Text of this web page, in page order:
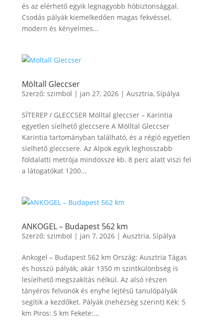
és az elérhető egyik legnagyobb hóbiztonsággal.
Csodás pályák kiemelkedően magas fekvéssel,
modern és kényelmes...
Möltall Gleccser
Szerző: szimbol | jan 27, 2026| Ausztria, Sípálya
SÍTEREP / GLECCSER Mölltal gleccser – Karintia
egyetlen síelhető gleccsere A Mölltal Gleccser
Karintia tartományban található, és a régió egyetlen
síelhető gleccsere. Az Alpok egyik leghosszabb
földalatti metrója mindössze kb. 8 perc alatt viszi fel
a látogatókat 1200...
ANKOGEL – Budapest 562 km
Szerző: szimbol | jan 7, 2026| Ausztria, Sípálya
Ankogel – Budapest 562 km Ország: Ausztria Tágas
és hosszú pályák; akár 1350 m szintkülönbség is
lesíelhető megszakítás nélkül. Az alsó részen
tányéros felvonók és enyhe lejtésű tanulópályák
segítik a kezdőket. Pályák (nehézség szerint) Kék: 5
km Piros: 5 km Fekete:...